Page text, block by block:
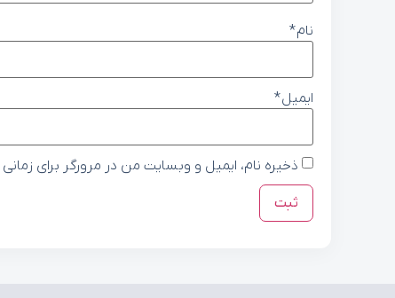
نام*
ایمیل*
ذخیره نام، ایمیل و وبسایت من در مرورگر برای